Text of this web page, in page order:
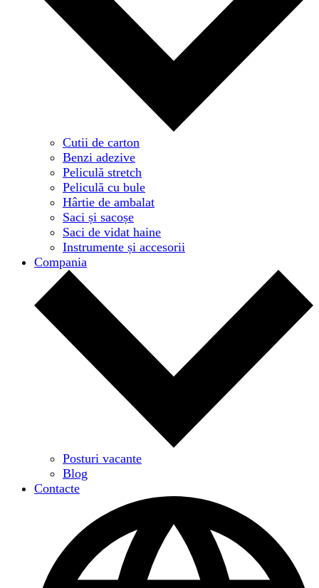
Cutii de carton
Benzi adezive
Peliculă stretch
Peliculă cu bule
Hârtie de ambalat
Saci și sacoșe
Saci de vidat haine
Instrumente și accesorii
Compania
Posturi vacante
Blog
Contacte